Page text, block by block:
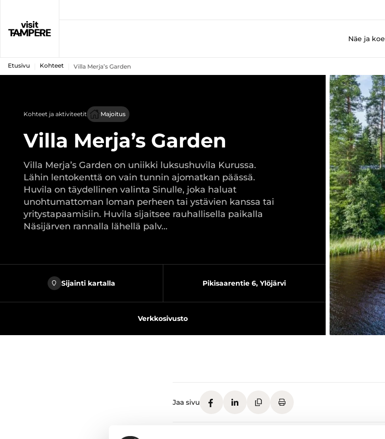
Näe ja koe
Etusivu Kohteet Villa Merja’s Garden
Kohteet ja aktiviteetit Majoitus
Villa Merja’s Garden
Villa Merja’s Garden on uniikki luksushuvila Kurussa.
Lähin lentokenttä on vain tunnin ajomatkan päässä.
Huvila on täydellinen valinta Sinulle, joka haluat
unohtumattoman loman perheen tai ystävien kanssa tai
yritystapaamisiin. Huvila sijaitsee rauhallisella paikalla
Näsijärven rannalla lähellä palv…
Sijainti kartalla Pikisaarentie 6, Ylöjärvi
Verkkosivusto
Jaa sivu